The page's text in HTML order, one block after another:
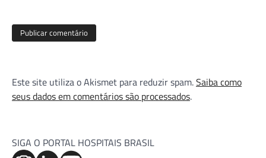
Este site utiliza o Akismet para reduzir spam.Saiba como
seus dados em comentários são processados.
SIGA O PORTAL HOSPITAIS BRASIL